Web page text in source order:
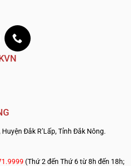
Đắk R’Lấp, Tỉnh Đắk Nông.
(Thứ 2 đến Thứ 6 từ 8h đến 18h;